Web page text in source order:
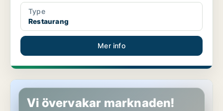
Type
Restaurang
Mer info
Restaurang i Umeå
Vi övervakar marknaden!